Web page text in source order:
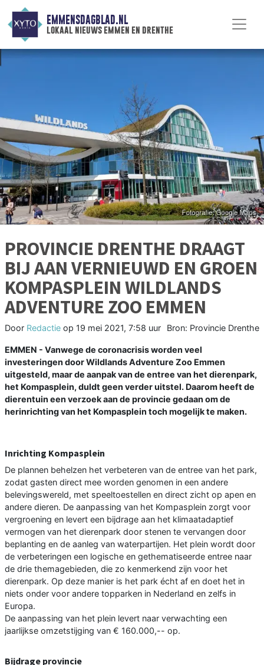
EMMENSDAGBLAD.NL
lokaal nieuws emmen en drenthe
PROVINCIE DRENTHE DRAAGT
BIJ AAN VERNIEUWD EN GROEN
KOMPASPLEIN WILDLANDS
ADVENTURE ZOO EMMEN
Door Redactie op 19 mei 2021, 7:58 uur Bron: Provincie Drenthe
EMMEN - Vanwege de coronacrisis worden veel
investeringen door Wildlands Adventure Zoo Emmen
uitgesteld, maar de aanpak van de entree van het dierenpark,
het Kompasplein, duldt geen verder uitstel. Daarom heeft de
dierentuin een verzoek aan de provincie gedaan om de
herinrichting van het Kompasplein toch mogelijk te maken.
Inrichting Kompasplein
De plannen behelzen het verbeteren van de entree van het park,
zodat gasten direct mee worden genomen in een andere
belevingswereld, met speeltoestellen en direct zicht op apen en
andere dieren. De aanpassing van het Kompasplein zorgt voor
vergroening en levert een bijdrage aan het klimaatadaptief
vermogen van het dierenpark door stenen te vervangen door
beplanting en de aanleg van waterpartijen. Het plein wordt door
de verbeteringen een logische en gethematiseerde entree naar
de drie themagebieden, die zo kenmerkend zijn voor het
dierenpark. Op deze manier is het park écht af en doet het in
niets onder voor andere topparken in Nederland en zelfs in
Europa.
De aanpassing van het plein levert naar verwachting een
jaarlijkse omzetstijging van € 160.000,-- op.
Bijdrage provincie